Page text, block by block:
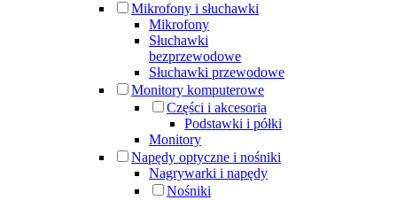
Mikrofony i słuchawki
Mikrofony
Słuchawki
bezprzewodowe
Słuchawki przewodowe
Monitory komputerowe
Części i akcesoria
Podstawki i półki
Monitory
Napędy optyczne i nośniki
Nagrywarki i napędy
Nośniki